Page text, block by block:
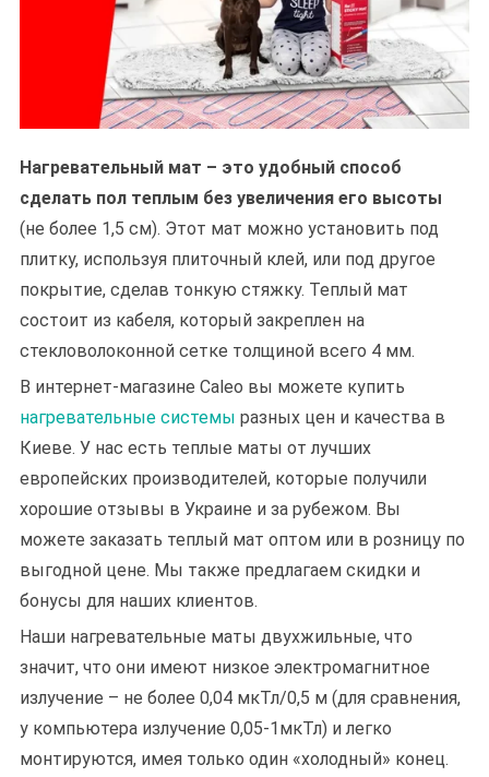
Нагревательный мат – это удобный способ
сделать пол теплым без увеличения его высоты
(не более 1,5 см). Этот мат можно установить под
плитку, используя плиточный клей, или под другое
покрытие, сделав тонкую стяжку. Теплый мат
состоит из кабеля, который закреплен на
стекловолоконной сетке толщиной всего 4 мм.
В интернет-магазине Caleo вы можете купить
нагревательные системы разных цен и качества в
Киеве. У нас есть теплые маты от лучших
европейских производителей, которые получили
хорошие отзывы в Украине и за рубежом. Вы
можете заказать теплый мат оптом или в розницу по
выгодной цене. Мы также предлагаем скидки и
бонусы для наших клиентов.
Наши нагревательные маты двухжильные, что
значит, что они имеют низкое электромагнитное
излучение – не более 0,04 мкТл/0,5 м (для сравнения,
у компьютера излучение 0,05-1мкТл) и легко
монтируются, имея только один «холодный» конец.